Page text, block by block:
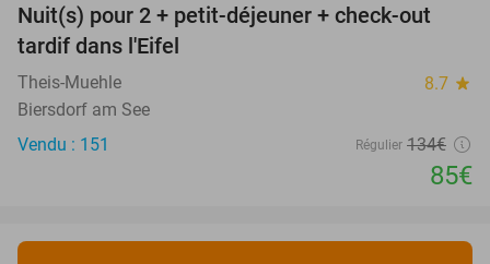
37%
Nuit(s) pour 2 + petit-déjeuner + check-out
tardif dans l'Eifel
Theis-Muehle 8.7 star
Biersdorf am See
Vendu : 151
Régulier 134€
85€